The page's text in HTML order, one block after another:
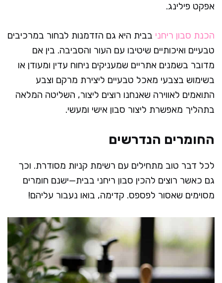
אפקט פילינג.
הכנת סבון ריחני בבית היא גם הזדמנות לבחור במרכיבים
טבעיים ואיכותיים שיטיבו עם העור והסביבה. בין אם
מדובר בשמנים אתריים שמעניקים ניחוח עדין ומעודן או
בשימוש בצבעי מאכל טבעיים ליצירת מרקם וצבע
התואמים לאווירה שאנחנו רוצים ליצור, השליטה המלאה
בתהליך מאפשרת ליצור סבון אישי ומעשי.
החומרים הנדרשים
לכל דבר טוב מתחילים עם רשימת קניות מסודרת. וכך
גם כאשר רוצים להכין סבון ריחני בבית—ישנם חומרים
מסוימים שאסור לפספס. קדימה, בואו נעבור עליהם!